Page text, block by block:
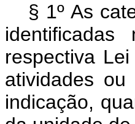
§ 1º As
respectiva
atividades ou
indicação,